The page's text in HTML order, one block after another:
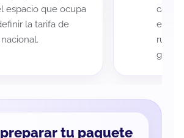
espacio que ocupa
la tarifa de
cada
es
ruta
guía
tu paquete